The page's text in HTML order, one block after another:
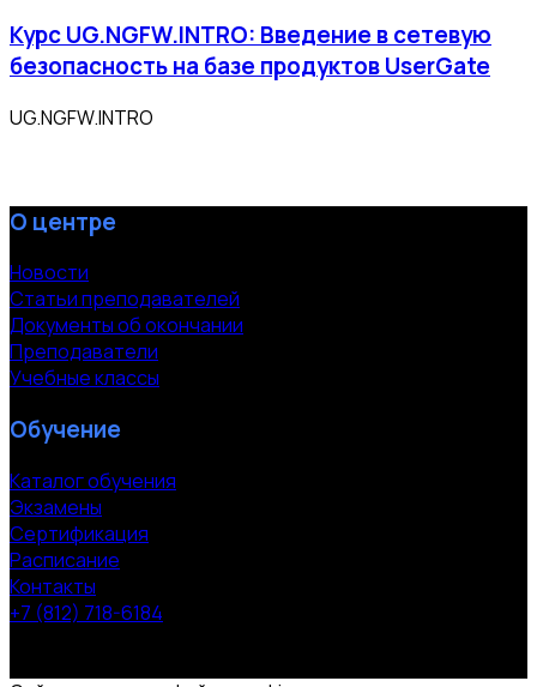
Курс UG.NGFW.INTRO: Введение в сетевую
безопасность на базе продуктов UserGate
UG.NGFW.INTRO
О центре
Новости
Статьи преподавателей
Документы об окончании
Преподаватели
Учебные классы
Обучение
Каталог обучения
Экзамены
Сертификация
Расписание
Контакты
+7 (812) 718-6184